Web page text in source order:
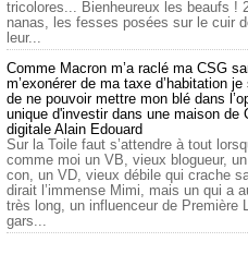
tricolores... Bienheureux les beaufs !
nanas, les fesses posées sur le cuir
leur...
Comme Macron m’a raclé ma CSG
m’exonérer de ma taxe d’habitation
de ne pouvoir mettre mon blé dans
unique d'investir dans une maison de
digitale Alain Edouard
Sur la Toile faut s’attendre à tout
comme moi un VB, vieux blogueur,
con, un VD, vieux débile qui crache
dirait l’immense Mimi, mais un qui a
très long, un influenceur de Première
gars...